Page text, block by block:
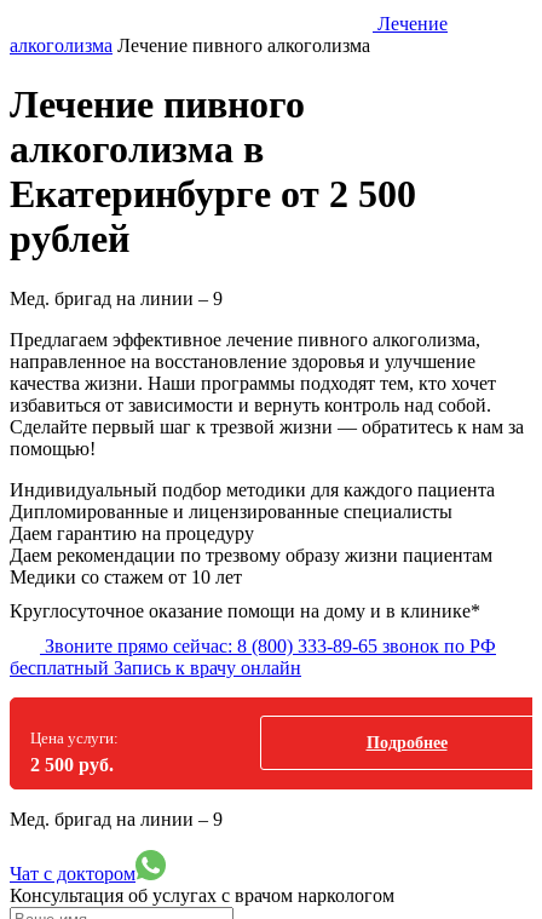
Лечение
алкоголизма Лечение пивного алкоголизма
Лечение пивного
алкоголизма в
Екатеринбурге от 2 500
рублей
Мед. бригад на линии – 9
Предлагаем эффективное лечение пивного алкоголизма,
направленное на восстановление здоровья и улучшение
качества жизни. Наши программы подходят тем, кто хочет
избавиться от зависимости и вернуть контроль над собой.
Сделайте первый шаг к трезвой жизни — обратитесь к нам за
помощью!
Индивидуальный подбор методики для каждого пациента
Дипломированные и лицензированные специалисты
Даем гарантию на процедуру
Даем рекомендации по трезвому образу жизни пациентам
Медики со стажем от 10 лет
Круглосуточное оказание помощи на дому и в клинике*
Звоните прямо сейчас: 8 (800) 333-89-65 звонок по РФ
бесплатный Запись к врачу онлайн
Цена услуги:
2 500 руб.
Подробнее
Мед. бригад на линии – 9
Чат с доктором
Консультация об услугах с врачом наркологом